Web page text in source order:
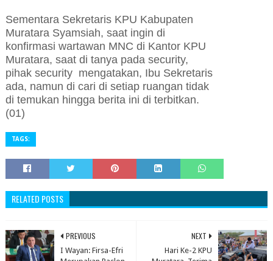
Sementara Sekretaris KPU Kabupaten
Muratara Syamsiah, saat ingin di
konfirmasi wartawan MNC di Kantor KPU
Muratara, saat di tanya pada security,
pihak security mengatakan, Ibu Sekretaris
ada, namun di cari di setiap ruangan tidak
di temukan hingga berita ini di terbitkan.
(01)
TAGS:
RELATED POSTS
NEXT
Hari Ke-2 KPU
PREVIOUS
I Wayan: Firsa-Efri